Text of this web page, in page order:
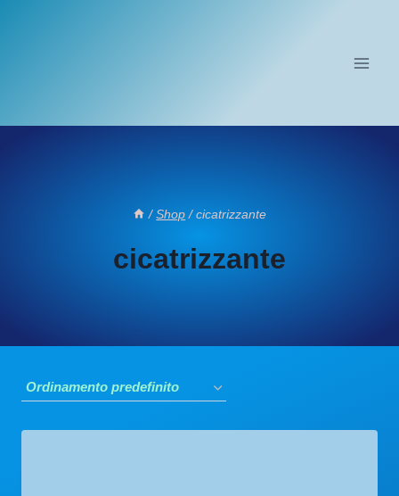
/ Shop / cicatrizzante
cicatrizzante